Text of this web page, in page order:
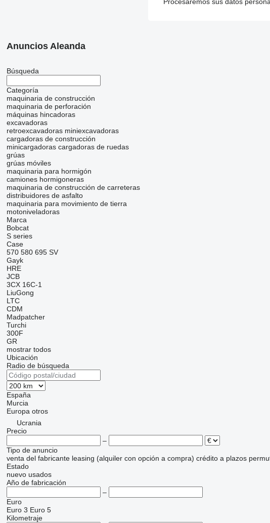
Anuncios Aleanda
Búsqueda
Categoría
maquinaria de construcción
maquinaria de perforación
máquinas hincadoras
excavadoras
retroexcavadoras miniexcavadoras
cargadoras de construcción
minicargadoras cargadoras de ruedas
grúas
grúas móviles
maquinaria para hormigón
camiones hormigoneras
maquinaria de construcción de carreteras
distribuidores de asfalto
maquinaria para movimiento de tierra
motoniveladoras
Marca
Bobcat
S series
Case
570 580 695 SV
Gayk
HRE
JCB
3CX 16C-1
LiuGong
LTC
CDM
Madpatcher
Turchi
300F
GR
mostrar todos
Ubicación
Radio de búsqueda
España
Murcia
Europa otros
Ucrania
Precio
–
Tipo de anuncio
venta del fabricante leasing (alquiler con opción a compra) crédito a plazos
Estado
nuevo usados
Año de fabricación
–
Euro
Euro 3 Euro 5
Kilometraje